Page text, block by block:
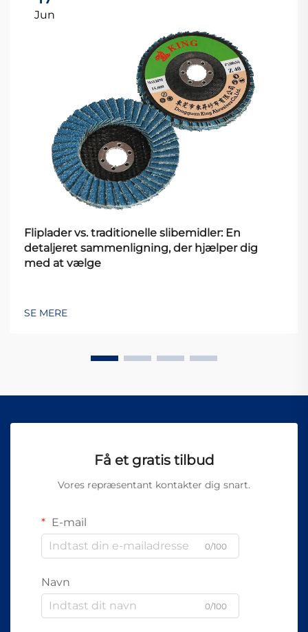
Jun
Fliplader vs. traditionelle slibemidler: En
detaljeret sammenligning, der hjælper dig
med at vælge
SE MERE
Få et gratis tilbud
Vores repræsentant kontakter dig snart.
E-mail
0/100
Navn
0/100